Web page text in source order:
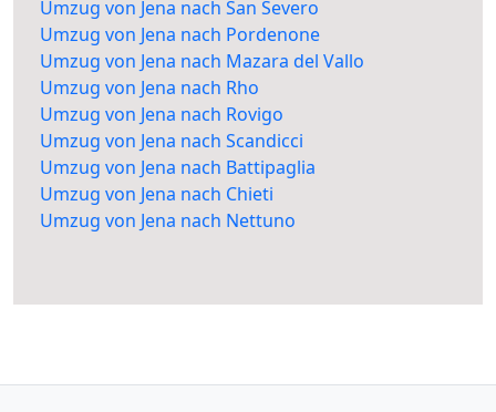
Umzug von Jena nach San Severo
Umzug von Jena nach Pordenone
Umzug von Jena nach Mazara del Vallo
Umzug von Jena nach Rho
Umzug von Jena nach Rovigo
Umzug von Jena nach Scandicci
Umzug von Jena nach Battipaglia
Umzug von Jena nach Chieti
Umzug von Jena nach Nettuno